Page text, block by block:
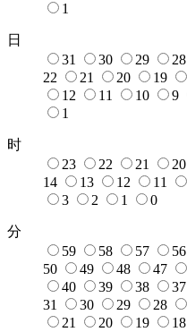
1
日
31
30 29 28
22
21 20 19
12
11 10 9
1
时
23
22 21 20
14
13 12 11
3
2 1 0
分
59
58 57 56
50
49 48 47
40
39 38 37
31
30 29 28
21
20 19 18